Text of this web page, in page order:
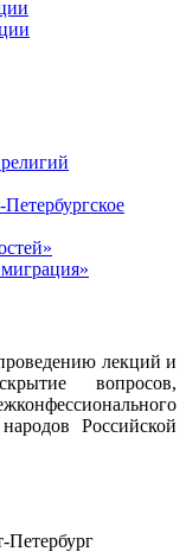
лекций и
вопросов,
Российской
Петербург